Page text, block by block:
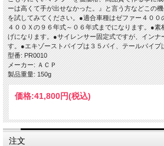
ーは高くて手が出せなかった。』と言う方などこの
を試してみてください。●適合車種はゼファー４００
４００Ｘの９６年式～０６年式までになります。●素
げになります。●サイレンサー固定式ですが、インナ
す。●エキゾーストパイプは３５パイ、テールパイプ
型番: PR0010
メーカー: ＡＣＰ
製品重量: 150g
価格:41,800円(税込)
注文